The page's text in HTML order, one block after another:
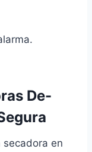
De-
secadora en